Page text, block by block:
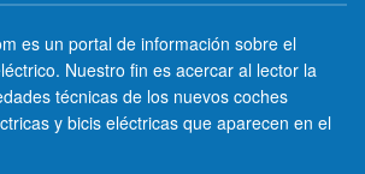
es un portal de información sobre el
Nuestro fin es acercar al lector la
técnicas de los nuevos coches
y bicis eléctricas que aparecen en el